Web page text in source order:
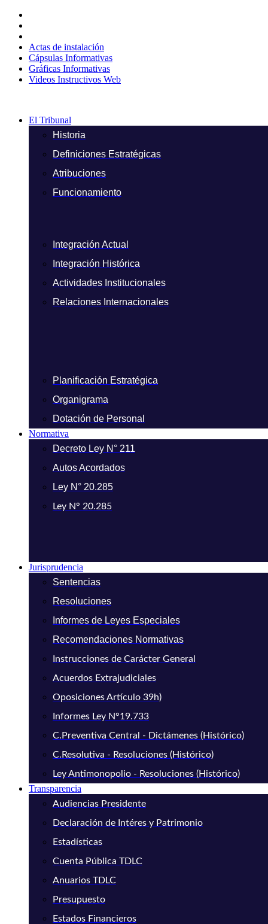
contenido
Actas de instalación
Cápsulas Informativas
Gráficas Informativas
Videos Instructivos Web
El Tribunal
Historia
Definiciones Estratégicas
Atribuciones
Funcionamiento
Integración Actual
Integración Histórica
Actividades Institucionales
Relaciones Internacionales
Planificación Estratégica
Organigrama
Dotación de Personal
Normativa
Decreto Ley N° 211
Autos Acordados
Ley N° 20.285
Ley N° 20.285
Jurisprudencia
Sentencias
Resoluciones
Informes de Leyes Especiales
Recomendaciones Normativas
Instrucciones de Carácter General
Acuerdos Extrajudiciales
Oposiciones Artículo 39h)
Informes Ley N°19.733
C.Preventiva Central - Dictámenes (Histórico)
C.Resolutiva - Resoluciones (Histórico)
Ley Antimonopolio - Resoluciones (Histórico)
Transparencia
Audiencias Presidente
Declaración de Intéres y Patrimonio
Estadísticas
Cuenta Pública TDLC
Anuarios TDLC
Presupuesto
Estados Financieros